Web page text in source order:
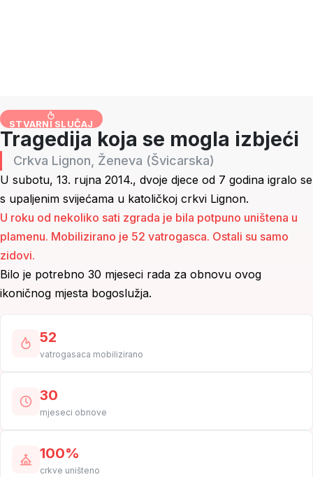
STVARNI SLUČAJ
Tragedija koja se mogla izbjeći
Crkva Lignon, Ženeva (Švicarska)
U subotu, 13. rujna 2014., dvoje djece od 7 godina igralo se
s upaljenim svijećama u katoličkoj crkvi Lignon.
U roku od nekoliko sati zgrada je bila potpuno uništena u
plamenu. Mobilizirano je 52 vatrogasca. Ostali su samo
zidovi.
Bilo je potrebno 30 mjeseci rada za obnovu ovog
ikoničnog mjesta bogoslužja.
52
vatrogasaca mobilizirano
30
mjeseci obnove
100%
crkve uništeno